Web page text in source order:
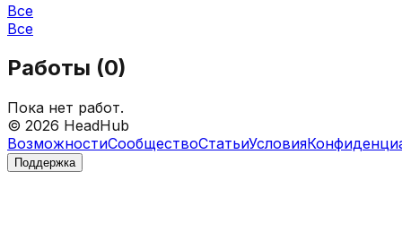
Все
Все
Работы (0)
Пока нет работ.
© 2026 HeadHub
ВозможностиСообществоСтатьиУсловия
Поддержка